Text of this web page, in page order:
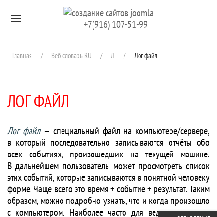
Перейти к содержимому+7(916) 107-51-99
Главная Веб-словарь RU Л Лог файл
ЛОГ ФАЙЛ
Лог файл— специальный файл на компьютере/сервере,
в который последовательно записываются отчёты обо
всех событиях, произошедших на текущей машине.
В дальнейшем пользователь может просмотреть список
этих событий, которые записываются в понятной человеку
форме. Чаще всего это время + событие + результат. Таким
образом, можно подробно узнать, что и когда произошло
с компьютером. Наиболее часто для ведения истории